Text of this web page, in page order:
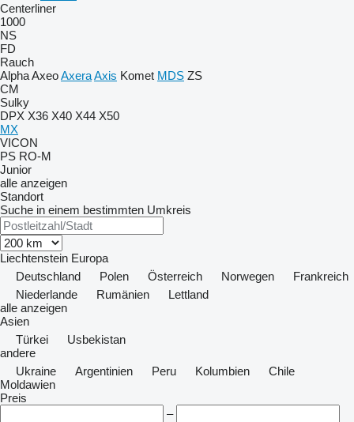
Centerliner
1000
NS
FD
Rauch
AlphaAxeoAxeraAxis Komet MDS ZS
CM
Sulky
DPX X36 X40 X44 X50
MX
VICON
PS RO-M
Junior
alle anzeigen
Standort
Suche in einem bestimmten Umkreis
Liechtenstein Europa
Deutschland
Polen Österreich Norwegen
Frankreich
Niederlande
Rumänien
Lettland
alle anzeigen
Asien
Türkei
Usbekistan
andere
Ukraine
Argentinien Peru Kolumbien
Chile
Moldawien
Preis
–